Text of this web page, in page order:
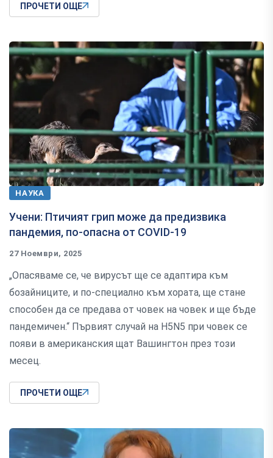
ПРОЧЕТИ ОЩЕ
НАУКА
Учени: Птичият грип може да предизвика
пандемия, по-опасна от COVID-19
27 Ноември, 2025
„Опасяваме се, че вирусът ще се адаптира към
бозайниците, и по-специално към хората, ще стане
способен да се предава от човек на човек и ще бъде
пандемичен.“ Първият случай на H5N5 при човек се
появи в американския щат Вашингтон през този
месец.
ПРОЧЕТИ ОЩЕ